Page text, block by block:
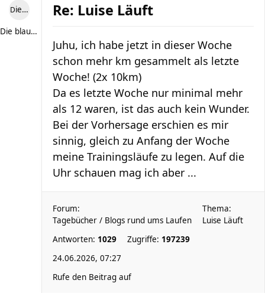
Die blaue Luise
Die blaue Luise
Re: Luise Läuft
Juhu, ich habe jetzt in dieser Woche
schon mehr km gesammelt als letzte
Woche! (2x 10km)
Da es letzte Woche nur minimal mehr
als 12 waren, ist das auch kein Wunder.
Bei der Vorhersage erschien es mir
sinnig, gleich zu Anfang der Woche
meine Trainingsläufe zu legen. Auf die
Uhr schauen mag ich aber ...
Forum:
Tagebücher / Blogs rund ums Laufen
Thema:
Luise Läuft
Antworten: 1029 Zugriffe: 197239
24.06.2026, 07:27
Rufe den Beitrag auf